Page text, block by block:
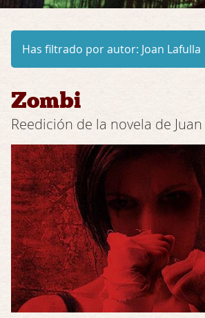
Has filtrado por autor: Joan Lafulla
Zombi
Reedición de la novela de